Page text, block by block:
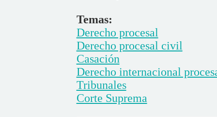
Temas:
Derecho procesal
Derecho procesal civil
Casación
Derecho internacional
Tribunales
Corte Suprema